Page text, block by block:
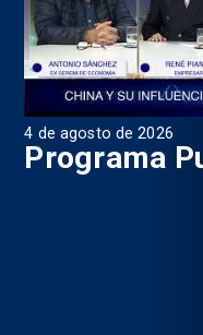
4 de agosto de 2026
Programa